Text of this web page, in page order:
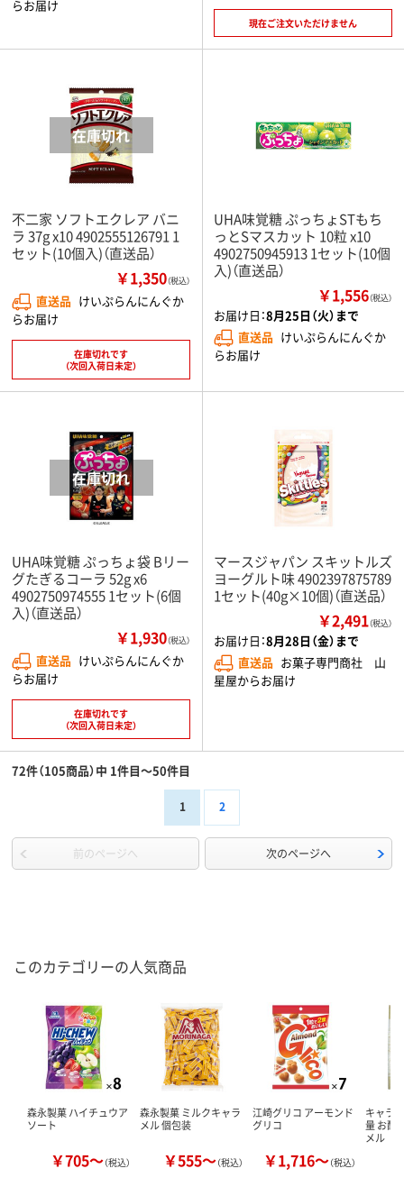
らお届け
現在ご注文いただけません
不二家 ソフトエクレア バニ
ラ 37g x10 4902555126791 1
セット(10個入)（直送品）
￥1,350（税込）
直送品 けいぷらんにんぐか
らお届け
在庫切れです
（次回入荷日未定）
UHA味覚糖 ぷっちょSTもち
っとSマスカット 10粒 x10
4902750945913 1セット(10個
入)（直送品）
￥1,556（税込）
お届け日：8月25日（火）まで
直送品 けいぷらんにんぐか
らお届け
UHA味覚糖 ぷっちょ袋 Bリー
グたぎるコーラ 52g x6
4902750974555 1セット(6個
入)（直送品）
￥1,930（税込）
直送品 けいぷらんにんぐか
らお届け
在庫切れです
（次回入荷日未定）
マースジャパン スキットルズ
ヨーグルト味 4902397875789
1セット(40g×10個)（直送品）
￥2,491（税込）
お届け日：8月28日（金）まで
直送品 お菓子専門商社 山
星屋からお届け
72件（105商品）中 1件目～50件目
1 2
前のページへ 次のページへ
このカテゴリーの人気商品
森永製菓 ハイチュウア
ソート
￥705～（税込）
森永製菓 ミルクキャラ
メル 個包装
￥555～（税込）
江崎グリコ アーモンド
グリコ
￥1,716～（税込）
キャラ
量 お配
メル